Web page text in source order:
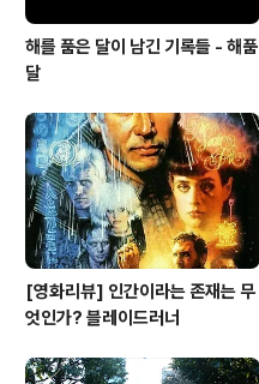
해를 품은 달이 남긴 기록들 - 해품
달
[영화리뷰] 인간이라는 존재는 무
엇인가? 블레이드러너